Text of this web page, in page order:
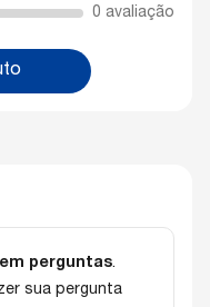
0 avaliação
perguntas.
sua pergunta